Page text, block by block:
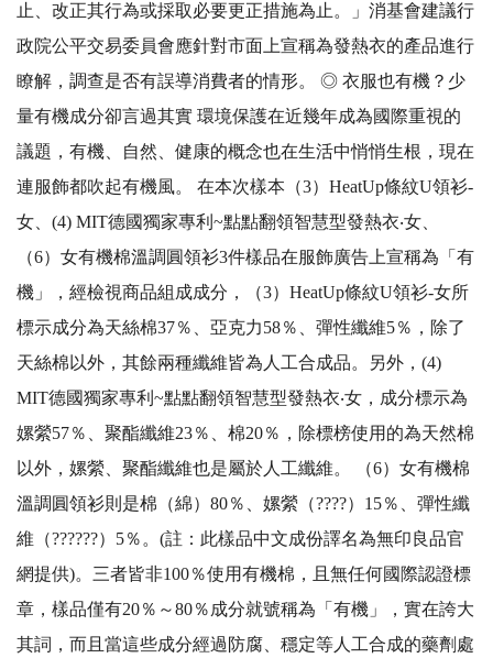
止、改正其行為或採取必要更正措施為止。」消基會建議行
政院公平交易委員會應針對市面上宣稱為發熱衣的產品進行
瞭解，調查是否有誤導消費者的情形。 ◎ 衣服也有機？少
量有機成分卻言過其實 環境保護在近幾年成為國際重視的
議題，有機、自然、健康的概念也在生活中悄悄生根，現在
連服飾都吹起有機風。 在本次樣本（3）HeatUp條紋U領衫-
女、(4) MIT德國獨家專利~點點翻領智慧型發熱衣‧女、
（6）女有機棉溫調圓領衫3件樣品在服飾廣告上宣稱為「有
機」，經檢視商品組成成分，（3）HeatUp條紋U領衫-女所
標示成分為天絲棉37％、亞克力58％、彈性纖維5％，除了
天絲棉以外，其餘兩種纖維皆為人工合成品。另外，(4)
MIT德國獨家專利~點點翻領智慧型發熱衣‧女，成分標示為
嫘縈57％、聚酯纖維23％、棉20％，除標榜使用的為天然棉
以外，嫘縈、聚酯纖維也是屬於人工纖維。 （6）女有機棉
溫調圓領衫則是棉（綿）80％、嫘縈（????）15％、彈性纖
維（??????）5％。(註：此樣品中文成份譯名為無印良品官
網提供)。三者皆非100％使用有機棉，且無任何國際認證標
章，樣品僅有20％～80％成分就號稱為「有機」，實在誇大
其詞，而且當這些成分經過防腐、穩定等人工合成的藥劑處